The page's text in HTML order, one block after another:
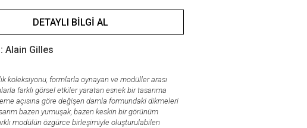
DETAYLI BILGI AL
Alain Gilles
koleksiyonu, formlarla oynayan ve modüller arası
farklı görsel etkiler yaratan esnek bir tasarıma
açısına göre değişen damla formundaki dikmeleri
bazen yumuşak, bazen keskin bir görünüm
modülün özgürce birleşimiyle oluşturulabilen